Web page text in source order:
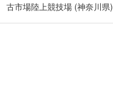
古市場陸上競技場 (神奈川県)